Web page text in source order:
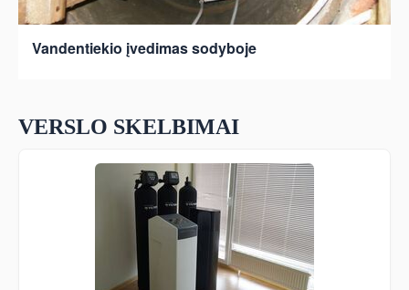
Vandentiekio įvedimas sodyboje
VERSLO SKELBIMAI